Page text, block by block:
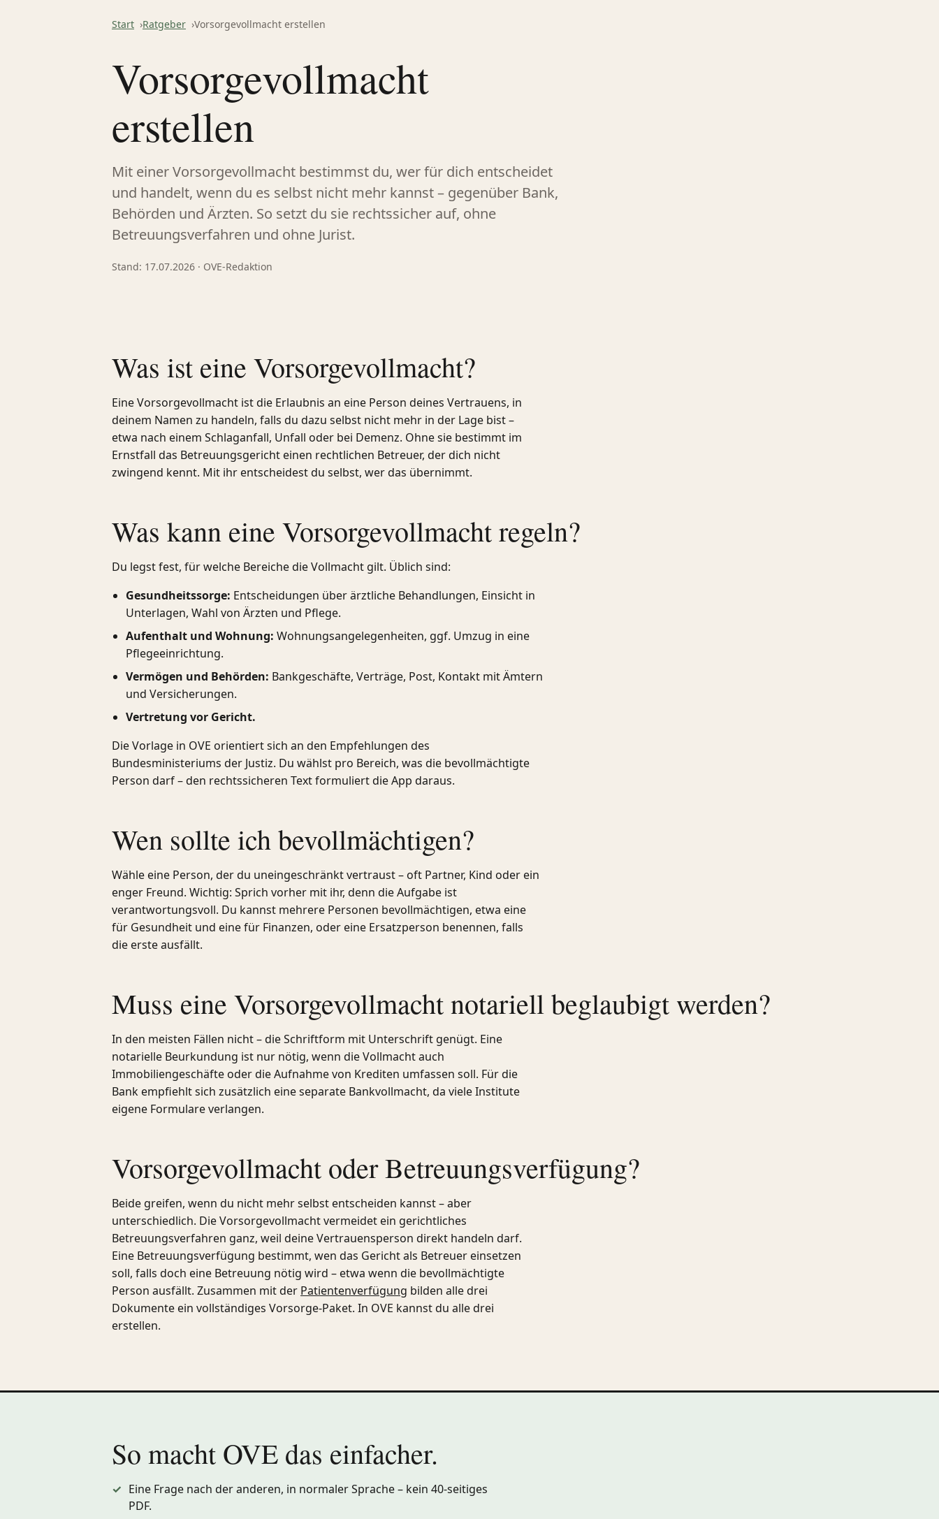
Start Ratgeber Vorsorgevollmacht erstellen
Vorsorgevollmacht
erstellen
Mit einer Vorsorgevollmacht bestimmst du, wer für dich entscheidet
und handelt, wenn du es selbst nicht mehr kannst – gegenüber Bank,
Behörden und Ärzten. So setzt du sie rechtssicher auf, ohne
Betreuungsverfahren und ohne Jurist.
Stand: 17.07.2026 · OVE-Redaktion
Was ist eine Vorsorgevollmacht?
Eine Vorsorgevollmacht ist die Erlaubnis an eine Person deines Vertrauens, in
deinem Namen zu handeln, falls du dazu selbst nicht mehr in der Lage bist –
etwa nach einem Schlaganfall, Unfall oder bei Demenz. Ohne sie bestimmt im
Ernstfall das Betreuungsgericht einen rechtlichen Betreuer, der dich nicht
zwingend kennt. Mit ihr entscheidest du selbst, wer das übernimmt.
Was kann eine Vorsorgevollmacht regeln?
Du legst fest, für welche Bereiche die Vollmacht gilt. Üblich sind:
Gesundheitssorge: Entscheidungen über ärztliche Behandlungen, Einsicht in
Unterlagen, Wahl von Ärzten und Pflege.
Aufenthalt und Wohnung: Wohnungsangelegenheiten, ggf. Umzug in eine
Pflegeeinrichtung.
Vermögen und Behörden: Bankgeschäfte, Verträge, Post, Kontakt mit Ämtern
und Versicherungen.
Vertretung vor Gericht.
Die Vorlage in OVE orientiert sich an den Empfehlungen des
Bundesministeriums der Justiz. Du wählst pro Bereich, was die bevollmächtigte
Person darf – den rechtssicheren Text formuliert die App daraus.
Wen sollte ich bevollmächtigen?
Wähle eine Person, der du uneingeschränkt vertraust – oft Partner, Kind oder ein
enger Freund. Wichtig: Sprich vorher mit ihr, denn die Aufgabe ist
verantwortungsvoll. Du kannst mehrere Personen bevollmächtigen, etwa eine
für Gesundheit und eine für Finanzen, oder eine Ersatzperson benennen, falls
die erste ausfällt.
Muss eine Vorsorgevollmacht notariell beglaubigt werden?
In den meisten Fällen nicht – die Schriftform mit Unterschrift genügt. Eine
notarielle Beurkundung ist nur nötig, wenn die Vollmacht auch
Immobiliengeschäfte oder die Aufnahme von Krediten umfassen soll. Für die
Bank empfiehlt sich zusätzlich eine separate Bankvollmacht, da viele Institute
eigene Formulare verlangen.
Vorsorgevollmacht oder Betreuungsverfügung?
Beide greifen, wenn du nicht mehr selbst entscheiden kannst – aber
unterschiedlich. Die Vorsorgevollmacht vermeidet ein gerichtliches
Betreuungsverfahren ganz, weil deine Vertrauensperson direkt handeln darf.
Eine Betreuungsverfügung bestimmt, wen das Gericht als Betreuer einsetzen
soll, falls doch eine Betreuung nötig wird – etwa wenn die bevollmächtigte
Person ausfällt. Zusammen mit der Patientenverfügung bilden alle drei
Dokumente ein vollständiges Vorsorge-Paket. In OVE kannst du alle drei
erstellen.
So macht OVE das einfacher.
Eine Frage nach der anderen, in normaler Sprache – kein 40-seitiges
PDF.